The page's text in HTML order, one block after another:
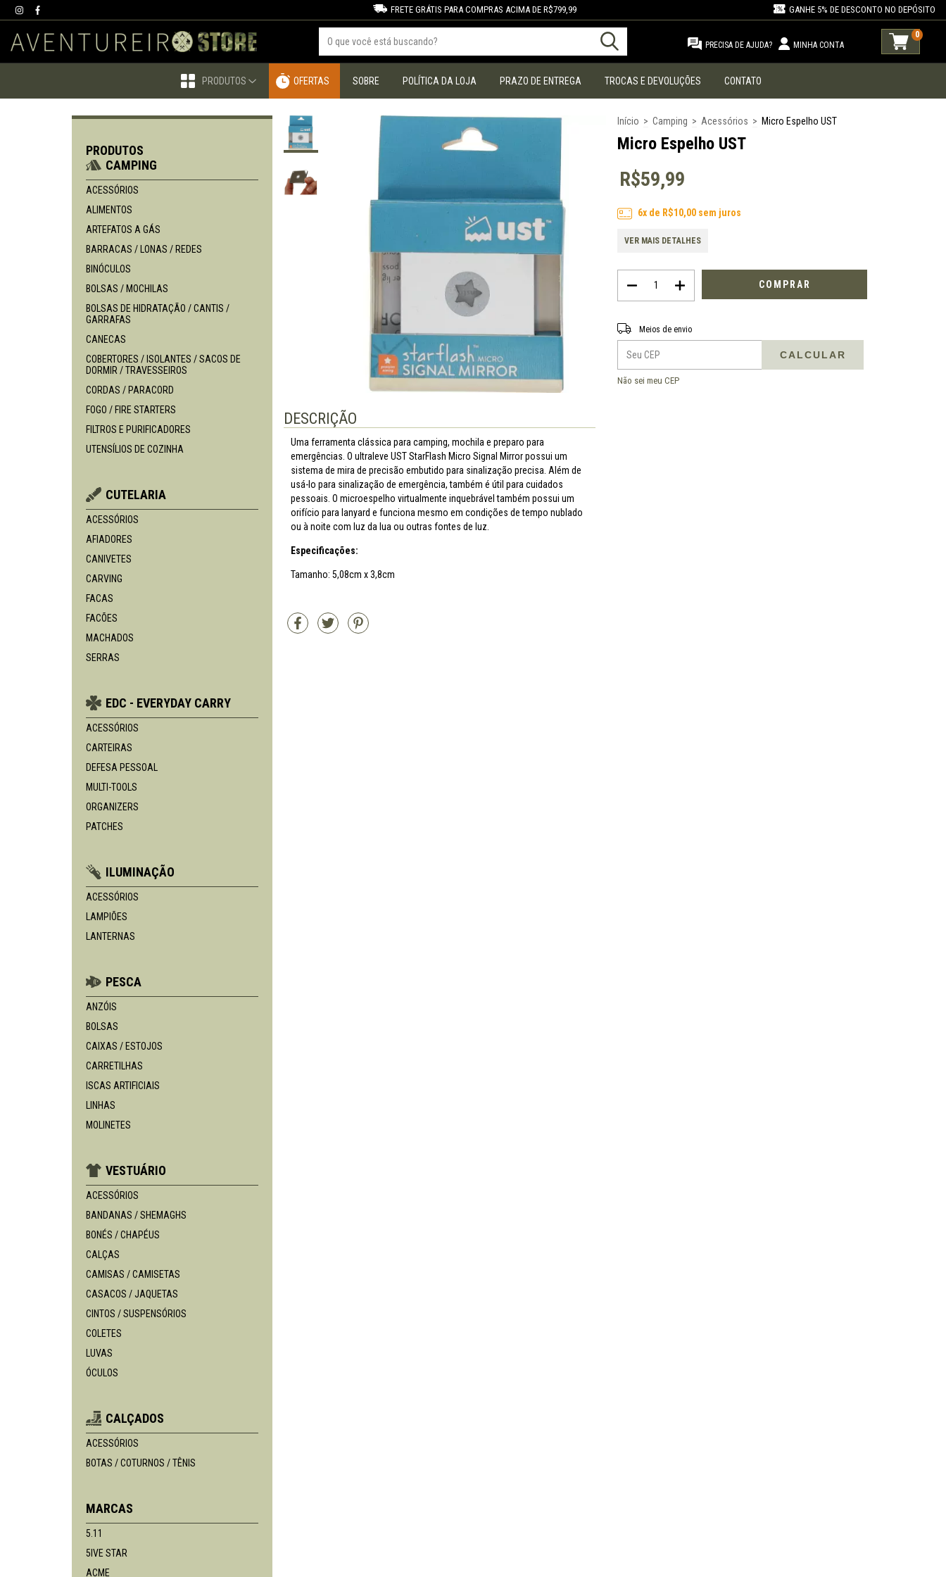
FRETE GRÁTIS PARA COMPRAS ACIMA DE R$799,99 GANHE 5% DE DESCONTO NO DEPÓSITO
PRECISA DE AJUDA? MINHA CONTA
0
PRODUTOS OFERTAS SOBRE POLÍTICA DA LOJA PRAZO DE ENTREGA TROCAS E DEVOLUÇÕES CONTATO
PRODUTOS
CAMPING
ACESSÓRIOS
ALIMENTOS
ARTEFATOS A GÁS
BARRACAS / LONAS / REDES
BINÓCULOS
BOLSAS / MOCHILAS
BOLSAS DE HIDRATAÇÃO / CANTIS /
GARRAFAS
CANECAS
COBERTORES / ISOLANTES / SACOS DE
DORMIR / TRAVESSEIROS
CORDAS / PARACORD
FOGO / FIRE STARTERS
FILTROS E PURIFICADORES
UTENSÍLIOS DE COZINHA
CUTELARIA
ACESSÓRIOS
AFIADORES
CANIVETES
CARVING
FACAS
FACÕES
MACHADOS
SERRAS
EDC - EVERYDAY CARRY
ACESSÓRIOS
CARTEIRAS
DEFESA PESSOAL
MULTI-TOOLS
ORGANIZERS
PATCHES
ILUMINAÇÃO
ACESSÓRIOS
LAMPIÕES
LANTERNAS
PESCA
ANZÓIS
BOLSAS
CAIXAS / ESTOJOS
CARRETILHAS
ISCAS ARTIFICIAIS
LINHAS
MOLINETES
VESTUÁRIO
ACESSÓRIOS
BANDANAS / SHEMAGHS
BONÉS / CHAPÉUS
CALÇAS
CAMISAS / CAMISETAS
CASACOS / JAQUETAS
CINTOS / SUSPENSÓRIOS
COLETES
LUVAS
ÓCULOS
CALÇADOS
ACESSÓRIOS
BOTAS / COTURNOS / TÊNIS
MARCAS
5.11
5IVE STAR
ACME
DESCRIÇÃO
Uma ferramenta clássica para camping, mochila e preparo para
emergências. O ultraleve UST StarFlash Micro Signal Mirror possui um
sistema de mira de precisão embutido para sinalização precisa. Além de
usá-lo para sinalização de emergência, também é útil para cuidados
pessoais. O microespelho virtualmente inquebrável também possui um
orifício para lanyard e funciona mesmo em condições de tempo nublado
ou à noite com luz da lua ou outras fontes de luz.
Especificações:
Tamanho: 5,08cm x 3,8cm
Início > Camping > Acessórios > Micro Espelho UST
Micro Espelho UST
R$59,99
6x de R$10,00sem juros
VER MAIS DETALHES
Entregas para o CEP:
Meios de envio
CALCULAR
Não sei meu CEP